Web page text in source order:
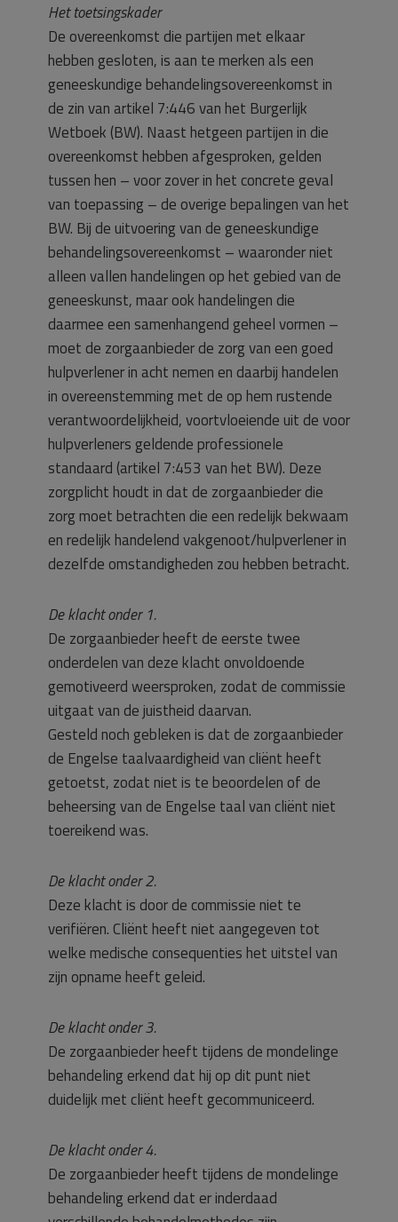
Het toetsingskader
De overeenkomst die partijen met elkaar
hebben gesloten, is aan te merken als een
geneeskundige behandelingsovereenkomst in
de zin van artikel 7:446 van het Burgerlijk
Wetboek (BW). Naast hetgeen partijen in die
overeenkomst hebben afgesproken, gelden
tussen hen – voor zover in het concrete geval
van toepassing – de overige bepalingen van het
BW. Bij de uitvoering van de geneeskundige
behandelingsovereenkomst – waaronder niet
alleen vallen handelingen op het gebied van de
geneeskunst, maar ook handelingen die
daarmee een samenhangend geheel vormen –
moet de zorgaanbieder de zorg van een goed
hulpverlener in acht nemen en daarbij handelen
in overeenstemming met de op hem rustende
verantwoordelijkheid, voortvloeiende uit de voor
hulpverleners geldende professionele
standaard (artikel 7:453 van het BW). Deze
zorgplicht houdt in dat de zorgaanbieder die
zorg moet betrachten die een redelijk bekwaam
en redelijk handelend vakgenoot/hulpverlener in
dezelfde omstandigheden zou hebben betracht.
De klacht onder 1.
De zorgaanbieder heeft de eerste twee
onderdelen van deze klacht onvoldoende
gemotiveerd weersproken, zodat de commissie
uitgaat van de juistheid daarvan.
Gesteld noch gebleken is dat de zorgaanbieder
de Engelse taalvaardigheid van cliënt heeft
getoetst, zodat niet is te beoordelen of de
beheersing van de Engelse taal van cliënt niet
toereikend was.
De klacht onder 2.
Deze klacht is door de commissie niet te
verifiëren. Cliënt heeft niet aangegeven tot
welke medische consequenties het uitstel van
zijn opname heeft geleid.
De klacht onder 3.
De zorgaanbieder heeft tijdens de mondelinge
behandeling erkend dat hij op dit punt niet
duidelijk met cliënt heeft gecommuniceerd.
De klacht onder 4.
De zorgaanbieder heeft tijdens de mondelinge
behandeling erkend dat er inderdaad